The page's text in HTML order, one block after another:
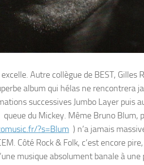
Autre collègue de BEST,
album qui hélas ne rencontrera
successives Jumbo Layer puis
queue du Mickey. Même Bruno Blum,
?s=Blum ) n’a jamais
Côté Rock & Folk, c’est encore
musique absolument banale à